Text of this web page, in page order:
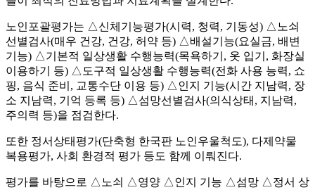
노인포괄평가는 △신체기능평가(시력, 청력, 기동성) △노쇠
선별검사(매우 건강, 건강, 허약 등) △배설기능(요실금, 배변
기능) △기본적 일상생활 수행능력(목욕하기, 옷 입기, 화장실
이용하기 등) △도구적 일상생활 수행능력(전화 사용 능력, 쇼
핑, 음식 준비, 교통수단 이용 등) △인지 기능(시간 지남력, 장
소 지남력, 기억 등록 등) △섬망선별검사(의식상태, 지남력,
주의력 등)을 점검한다.
또한 정서상태평가(단축형 한국판 노인우울척도), 다제약물
복용평가, 사회 환경적 평가 등도 함께 이뤄진다.
평가를 바탕으로 △노쇠 △영양 △인지 기능 △섬망 △정서 상